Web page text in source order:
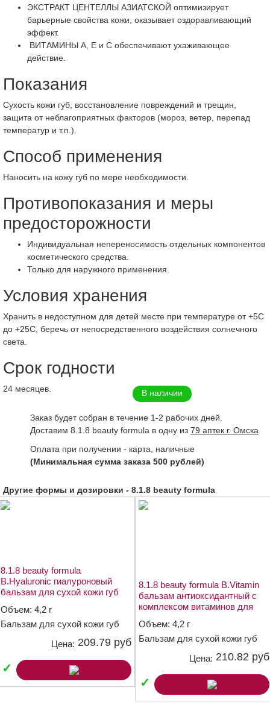
ЭКСТРАКТ ЦЕНТЕЛЛЫ АЗИАТСКОЙ оптимизирует
барьерные свойства кожи, оказывает оздоравливающий
эффект.
ВИТАМИНЫ A, E и C обеспечивают ухаживающее
действие.
Показания
Сухость кожи губ, восстановление повреждений и трещин,
защита от неблагоприятных факторов (мороз, ветер, перепад
температур и т.п.).
Способ применения
Наносить на кожу губ по мере необходимости.
Противопоказания и меры
предосторожности
Индивидуальная непереносимость отдельных компонентов
косметического средства.
Только для наружного применения.
Условия хранения
Хранить в недоступном для детей месте при температуре от +5С
до +25С, беречь от непосредственного воздействия солнечного
света.
Срок годности
24 месяцев. В наличии
Заказ будет собран в течение 1-2 рабочих дней.
Доставим 8.1.8 beauty formula в одну из 79 аптек г. Омска
Оплата при получении - карта, наличные
(Минимальная сумма заказа 500 рублей)
Другие формы и дозировки - 8.1.8 beauty formula
8.1.8 beauty formula
B.Hyaluronic гиалуроновый
бальзам для сухой кожи губ
Объем: 4,2 г
Бальзам для сухой кожи губ
Цена: 209.79 руб
✓
8.1.8 beauty formula B.Vitamin
бальзам антиоксидантный с
комплексом витаминов для
Объем: 4,2 г
Бальзам для сухой кожи губ
Цена: 210.82 руб
✓